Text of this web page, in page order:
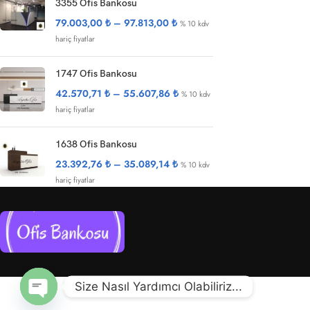
3355 Ofis Bankosu
79.003,00 ₺ – 97.813,00 ₺ % 10 kdv
hariç fiyatlar
1747 Ofis Bankosu
42.570,71 ₺ – 55.607,86 ₺ % 10 kdv
hariç fiyatlar
1638 Ofis Bankosu
23.392,76 ₺ – 35.089,14 ₺ % 10 kdv
hariç fiyatlar
Size Nasıl Yardımcı Olabiliriz...